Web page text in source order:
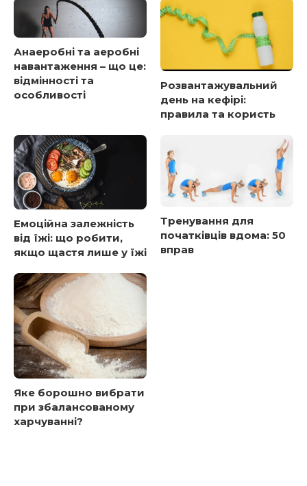
Анаеробні та аеробні
навантаження – що це:
відмінності та
особливості
Розвантажувальний
день на кефірі:
правила та користь
Емоційна залежність
від їжі: що робити,
якщо щастя лише у їжі
Тренування для
початківців вдома: 50
вправ
Яке борошно вибрати
при збалансованому
харчуванні?